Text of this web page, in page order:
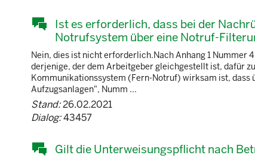
Ist es erforderlich, dass bei der
Notrufsystem über eine Notruf-
Nein, dies ist nicht erforderlich.Nach Anhang 1
derjenige, der dem Arbeitgeber gleichgestellt ist, dafür
Kommunikationssystem (Fern-Notruf) wirksam ist, dass
Aufzugsanlagen", Numm ...
Stand:26.02.2021
Dialog:43457
Gilt die Unterweisungspflicht nach